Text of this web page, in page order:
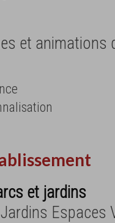
et animations
et jardins
Espaces